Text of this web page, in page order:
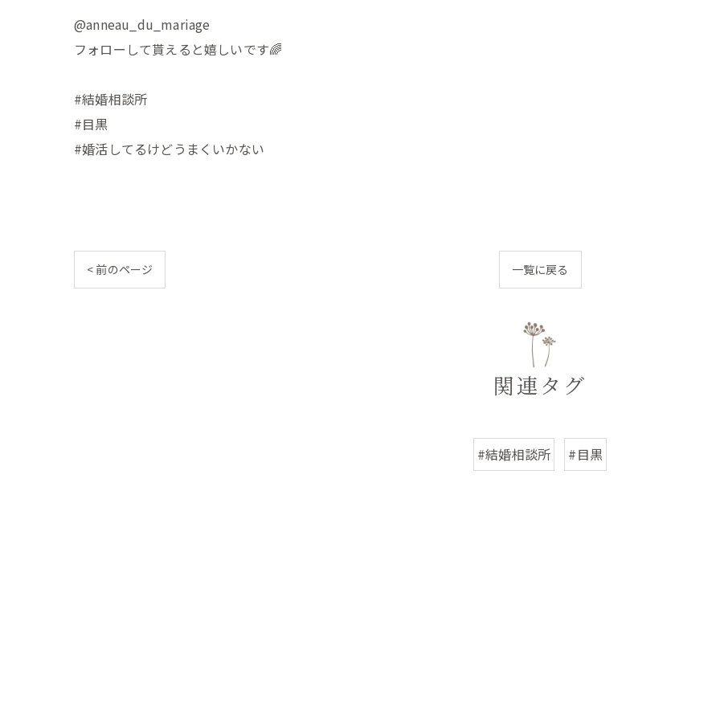
@anneau_du_mariage
フォローして貰えると嬉しいです🌈
#結婚相談所
#目黒
#婚活してるけどうまくいかない
< 前のページ 一覧に戻る
関連タグ
#結婚相談所 #目黒